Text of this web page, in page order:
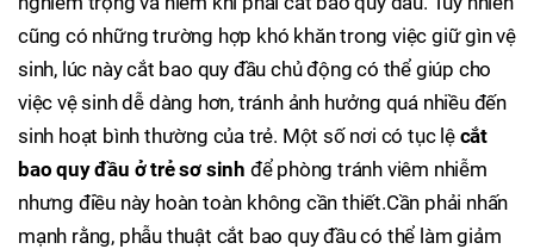
cũng có những trường hợp khó khăn trong việc giữ gìn vệ
sinh, lúc này cắt bao quy đầu chủ động có thể giúp cho
việc vệ sinh dễ dàng hơn, tránh ảnh hưởng quá nhiều đến
sinh hoạt bình thường của trẻ. Một số nơi có tục lệ cắt
bao quy đầu ở trẻ sơ sinh để phòng tránh viêm nhiễm
nhưng điều này hoàn toàn không cần thiết.Cần phải nhấn
mạnh rằng, phẫu thuật cắt bao quy đầu có thể làm giảm